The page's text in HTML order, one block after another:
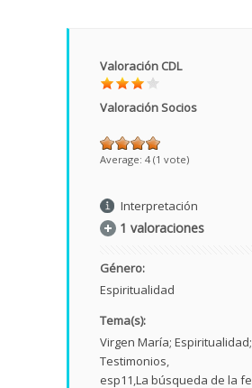
Valoración CDL
Valoración Socios
Average: 4 (1 vote)
Interpretación
1 valoraciones
Género:
Espiritualidad
Tema(s):
Virgen María; Espiritualidad;
Testimonios
esp11 La búsqueda de la fe